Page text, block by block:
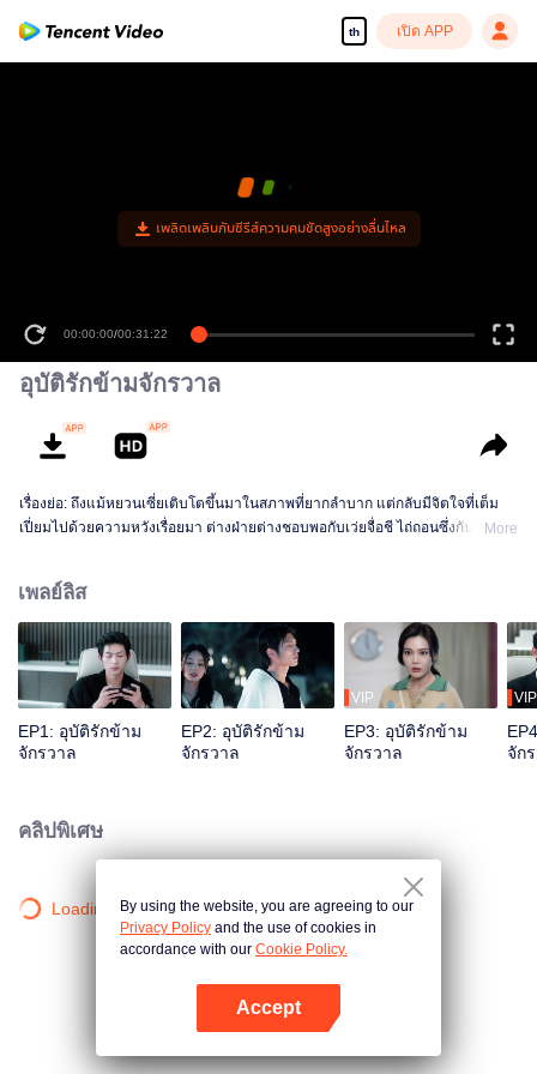
th เปิด APP
เพลิดเพลินกับซีรีส์ความคมชัดสูงอย่างลื่นไหล
00:00:00/00:31:22
อุบัติรักข้ามจักรวาล
เรื่องย่อ: ถึงแม้หยวนเซี่ยเติบโตขึ้นมาในสภาพที่ยากลำบาก แต่กลับมีจิตใจที่เต็ม
เปี่ยมไปด้วยความหวังเรื่อยมา ต่างฝ่ายต่างชอบพอกับเว่ยจื่อชี ไถ่ถอนซึ่งกันและกัน
More
เพลย์ลิส
EP1: อุบัติรักข้าม
จักรวาล
EP2: อุบัติรักข้าม
จักรวาล
VIP
EP3: อุบัติรักข้าม
จักรวาล
VIP
จัก
คลิปพิเศษ
Loading…By using the website, you are agreeing to our
Privacy Policy and the use of cookies in
accordance with our Cookie Policy.
Accept